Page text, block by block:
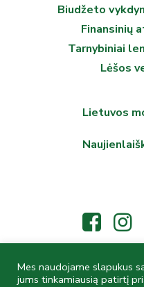
Biudžeto
Finansinių
Tarnybiniai
Lėšos
Lietuvos
© 2026 Lietuvos mokslų
Mes naudojame slapukus
jums tinkamiausią patirtį